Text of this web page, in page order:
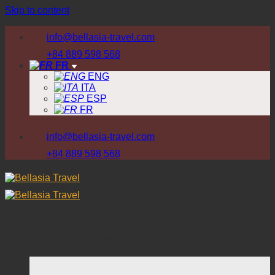
Skip to content
info@bellasia-travel.com
+84 889 598 568
FR
ENG
ITA
ESP
FR
info@bellasia-travel.com
+84 889 598 568